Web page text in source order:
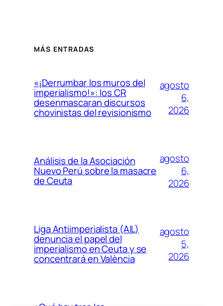
MÁS ENTRADAS
«¡Derrumbar los muros del
imperialismo!»: los CR
desenmascaran discursos
chovinistas del revisionismo
agosto
6,
2026
Análisis de la Asociación
Nuevo Perú sobre la masacre
de Ceuta
agosto
6,
2026
Liga Antiimperialista (AIL)
denuncia el papel del
imperialismo en Ceuta y se
concentrará en València
agosto
5,
2026